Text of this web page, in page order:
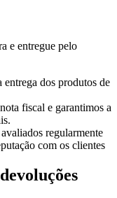
e entregue pelo
dos produtos de
fiscal e garantimos a
regularmente
com os clientes